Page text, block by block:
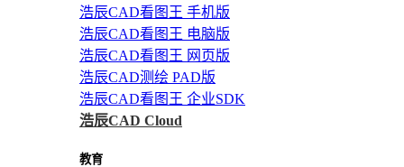
浩辰CAD看图王 手机版
浩辰CAD看图王 电脑版
浩辰CAD看图王 网页版
浩辰CAD测绘 PAD版
浩辰CAD看图王 企业SDK
浩辰CAD Cloud
教育